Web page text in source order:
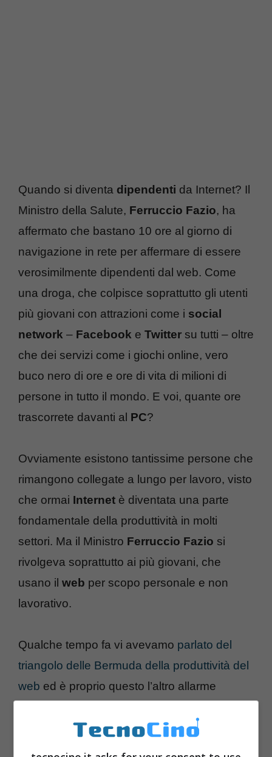
Quando si diventa dipendenti da Internet? Il
Ministro della Salute, Ferruccio Fazio, ha
affermato che bastano 10 ore al giorno di
navigazione in rete per affermare di essere
verosimilmente dipendenti dal web. Come
una droga, che colpisce soprattutto gli utenti
più giovani con attrazioni come i social
network – Facebook e Twitter su tutti – oltre
che dei servizi come i giochi online, vero
buco nero di ore e ore di vita di milioni di
persone in tutto il mondo. E voi, quante ore
trascorrete davanti al PC?
Ovviamente esistono tantissime persone che
rimangono collegate a lungo per lavoro, visto
che ormai Internet è diventata una parte
fondamentale della produttività in molti
settori. Ma il Ministro Ferruccio Fazio si
rivolgeva soprattutto ai più giovani, che
usano il web per scopo personale e non
lavorativo.
Qualche tempo fa vi avevamo parlato del
triangolo delle Bermuda della produttività del
web ed è proprio questo l’altro allarme
tolgono tempo anche sul posto del lavoro.